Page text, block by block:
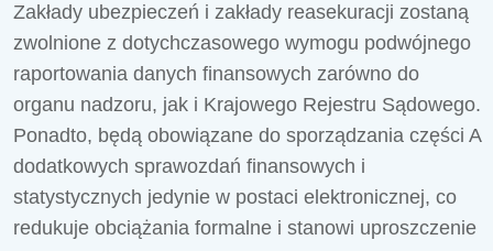
Zakłady ubezpieczeń i zakłady reasekuracji zostaną
zwolnione z dotychczasowego wymogu podwójnego
raportowania danych finansowych zarówno do
organu nadzoru, jak i Krajowego Rejestru Sądowego.
Ponadto, będą obowiązane do sporządzania części A
dodatkowych sprawozdań finansowych i
statystycznych jedynie w postaci elektronicznej, co
redukuje obciążania formalne i stanowi uproszczenie